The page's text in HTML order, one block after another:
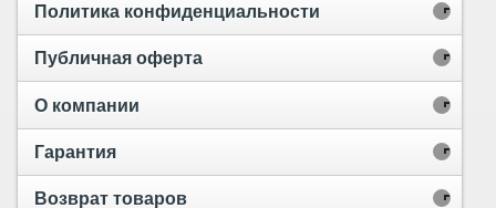
Политика конфиденциальности
Публичная оферта
О компании
Гарантия
Возврат товаров